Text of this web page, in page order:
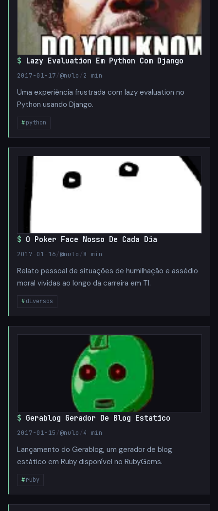
Lazy Evaluation Em Python Com Django
2017-01-17/@nulo /2 min
Uma experiência frustrada com lazy evaluation no
Python usando Django.
python
O Poker Face Nosso De Cada Dia
2017-01-16/@nulo /8 min
Relato pessoal de situações de humilhação e assédio
moral vividas ao longo da carreira em TI.
diversos
Gerablog Gerador De Blog Estatico
2017-01-15 /@nulo /4 min
Lançamento do Gerablog, um gerador de blog
estático em Ruby disponível no RubyGems.
ruby